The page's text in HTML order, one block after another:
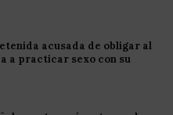
acusada de obligar al
a practicar sexo con su